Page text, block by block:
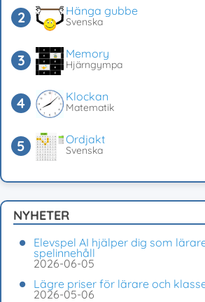
Hänga gubbe
Svenska
Memory
Hjärngympa
Klockan
Matematik
Ordjakt
Svenska
NYHETER
Elevspel AI hjälper dig som
spelinnehåll
2026-06-05
Lägre priser för lärare och
2026-05-06